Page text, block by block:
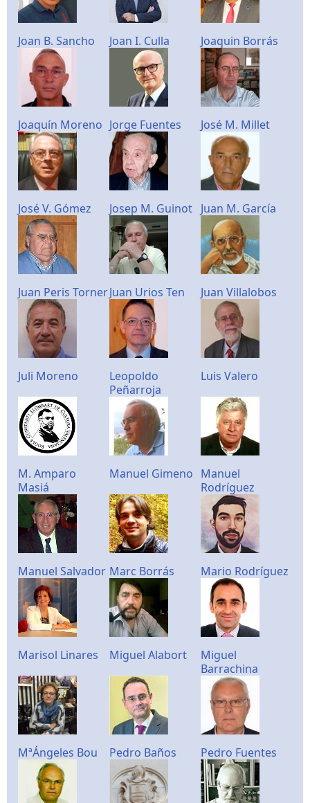
Joan B. Sancho Joan I. Culla Joaquin Borrás
Joaquín Moreno Jorge Fuentes José M. Millet
José V. Gómez Josep M. Guinot Juan M. García
Juan Peris TornerJuan Urios Ten Juan Villalobos
Juli Moreno
Leopoldo
Peñarroja
Luis Valero
M. Amparo
Masiá
Manuel Gimeno Manuel
Rodríguez
Manuel Salvador Marc Borrás Mario Rodríguez
Marisol Linares Miguel Alabort
Miguel
Barrachina
MªÁngeles Bou Pedro Baños Pedro Fuentes